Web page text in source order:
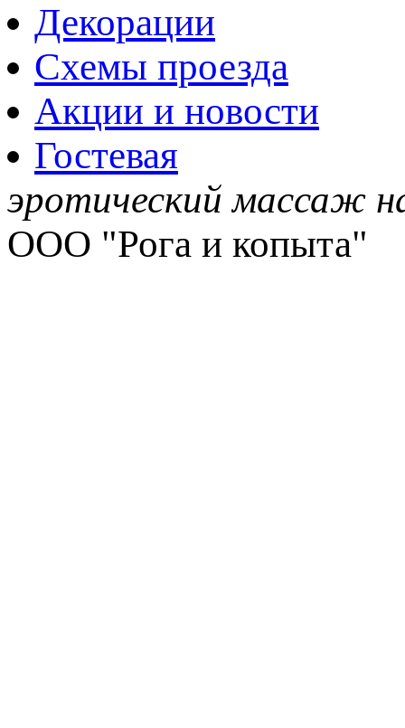
Декорации
Схемы проезда
Акции и новости
Гостевая
эротический массаж
ООО "Рога и копыта"